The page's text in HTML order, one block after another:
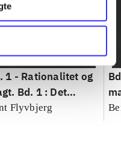
1 - Rationalitet og
Bd. 1 : Det
videnskab
Flyvbjerg